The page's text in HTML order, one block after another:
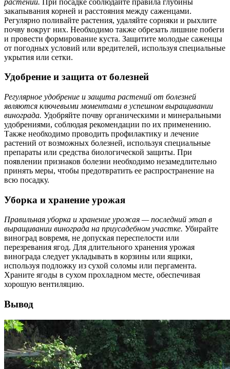
закапывания корней и расстояния между саженцами.
Регулярно поливайте растения, удаляйте сорняки и рыхлите
почву вокруг них. Необходимо также обрезать лишние побеги
и провести формирование куста. Защитите молодые саженцы
от погодных условий или вредителей, используя специальные
укрытия или сетки.
Удобрение и защита от болезней
Регулярное удобрение и защита растений от болезней
являются ключевыми моментами в успешном выращивании
винограда. Удобряйте почву органическими и минеральными
удобрениями, соблюдая рекомендации по их применению.
Также необходимо проводить профилактику и лечение
растений от возможных болезней, используя специальные
препараты или средства биологической защиты. При
появлении признаков болезни необходимо незамедлительно
принять меры, чтобы предотвратить ее распространение на
всю посадку.
Уборка и хранение урожая
Правильная уборка и хранение урожая — последний этап в
выращивании винограда на приусадебном участке. Убирайте
виноград вовремя, не допуская переспелости или
перезревания ягод. Для длительного хранения урожая
винограда следует укладывать в корзины или ящики,
используя подложку из сухой соломы или пергамента.
Храните ягоды в сухом прохладном месте, обеспечивая
хорошую вентиляцию.
Вывод